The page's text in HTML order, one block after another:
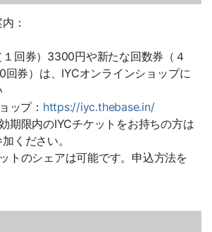
：
１回券）3300円や新たな回数券（４
回券）は、IYCオンラインショップに
ップ： https://iyc.thebase.in/
期限内のIYCチケットをお持ちの方は
ください。
トのシェアは可能です。申込方法を